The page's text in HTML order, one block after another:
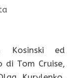
ed
Tom Cruise,